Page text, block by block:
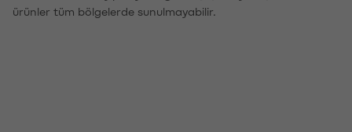
ürünler tüm bölgelerde sunulmayabilir.